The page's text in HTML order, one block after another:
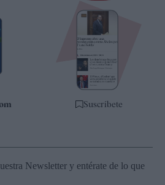
Suscríbete
Newsletter y entérate de lo que